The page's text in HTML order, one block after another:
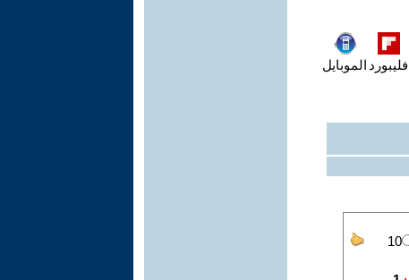
فليبورد الموبايل